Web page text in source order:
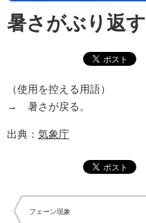
暑さがぶり返す
（使用を控える用語）
→ 暑さが戻る。
出典： 気象庁
フェーン現象